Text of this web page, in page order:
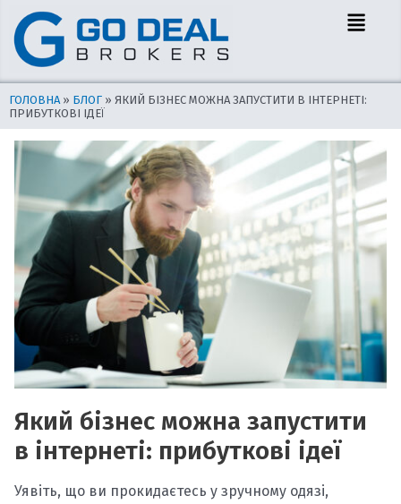
Перейти
до
вмісту
Menu
ГОЛОВНА » БЛОГ » ЯКИЙ БІЗНЕС МОЖНА ЗАПУСТИТИ В ІНТЕРНЕТІ:
ПРИБУТКОВІ ІДЕЇ
Який бізнес можна запустити
в інтернеті: прибуткові ідеї
Уявіть, що ви прокидаєтесь у зручному одязі,
Навігація
по
запису